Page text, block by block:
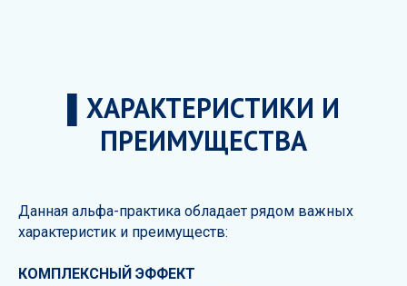
▌ХАРАКТЕРИСТИКИ И
ПРЕИМУЩЕСТВА
Данная альфа-практика обладает рядом важных
характеристик и преимуществ:
КОМПЛЕКСНЫЙ ЭФФЕКТ